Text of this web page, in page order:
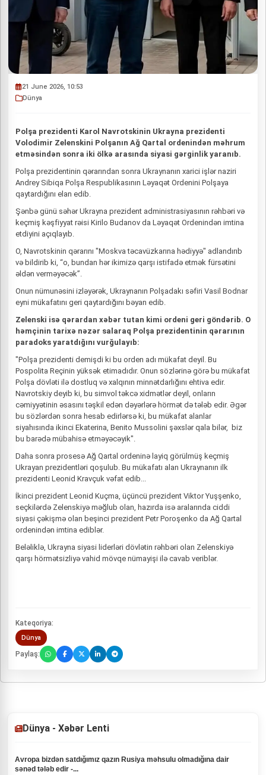
21 June 2026, 10:53
Dünya
Polşa prezidenti Karol Navrotskinin Ukrayna prezidenti
Volodimir Zelenskini Polşanın Ağ Qartal ordenindən məhrum
etməsindən sonra iki ölkə arasında siyasi gərginlik yaranıb.
Polşa prezidentinin qərarından sonra Ukraynanın xarici işlər naziri
Andrey Sibiqa Polşa Respublikasının Ləyaqət Ordenini Polşaya
qaytardığını elan edib.
Şənbə günü səhər Ukrayna prezident administrasiyasının rəhbəri və
keçmiş kəşfiyyat rəisi Kirilo Budanov da Ləyaqət Ordenindən imtina
etdiyini açıqlayıb.
O, Navrotskinin qərarını "Moskva təcavüzkarına hədiyyə" adlandırıb
və bildirib ki, “o, bundan hər ikimizə qarşı istifadə etmək fürsətini
əldən verməyəcək”.
Onun nümunəsini izləyərək, Ukraynanın Polşadakı səfiri Vasil Bodnar
eyni mükafatını geri qaytardığını bəyan edib.
Zelenski isə qərardan xəbər tutan kimi ordeni geri göndərib. O
həmçinin tarixə nəzər salaraq Polşa prezidentinin qərarının
paradoks yaratdığını vurğulayıb:
"Polşa prezidenti demişdi ki bu orden adı mükafat deyil. Bu
Pospolita Reçinin yüksək etimadıdır. Onun sözlərinə görə bu mükafat
Polşa dövləti ilə dostluq və xalqının minnətdarlığını ehtiva edir.
Navrotskiy deyib ki, bu simvol təkcə xidmətlər deyil, onların
cəmiyyətinin əsasını təşkil edən dəyərlərə hörmət də tələb edir. Əgər
bu sözlərdən sonra hesab edirlərsə ki, bu mükafat alanlar
siyahısında ikinci Ekaterina, Benito Mussolini şəxslər qala bilər, biz
bu barədə mübahisə etməyəcəyik".
Daha sonra prosesə Ağ Qartal ordeninə layiq görülmüş keçmiş
Ukrayan prezidentləri qoşulub. Bu mükafatı alan Ukraynanın ilk
prezidenti Leonid Kravçuk vəfat edib...
İkinci prezident Leonid Kuçma, üçüncü prezident Viktor Yuşşenko,
seçkilərdə Zelenskiyə məğlub olan, hazırda isə aralarında ciddi
siyasi çəkişmə olan beşinci prezident Petr Poroşenko da Ağ Qartal
ordenindən imtina ediblər.
Beləliklə, Ukrayna siyasi liderləri dövlətin rəhbəri olan Zelenskiyə
qarşı hörmətsizliyə vahid mövqe nümayişi ilə cavab veriblər.
Kateqoriya:
Dünya
Paylaş:
Dünya - Xəbər Lenti
Avropa bizdən satdığımız qazın Rusiya məhsulu olmadığına dair
sənəd tələb edir -...